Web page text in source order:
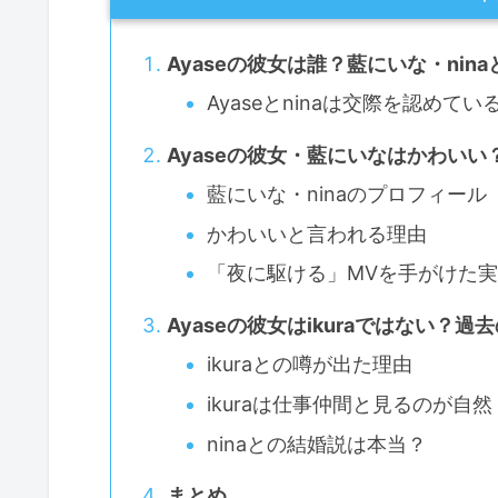
Ayaseの彼女は誰？藍にいな・nina
Ayaseとninaは交際を認めてい
Ayaseの彼女・藍にいなはかわいい
藍にいな・ninaのプロフィール
かわいいと言われる理由
「夜に駆ける」MVを手がけた
Ayaseの彼女はikuraではない？過
ikuraとの噂が出た理由
ikuraは仕事仲間と見るのが自然
ninaとの結婚説は本当？